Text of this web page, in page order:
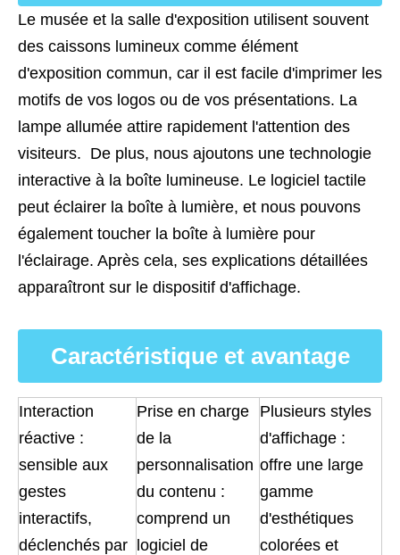
Le musée et la salle d'exposition utilisent souvent
des caissons lumineux comme élément
d'exposition commun, car il est facile d'imprimer les
motifs de vos logos ou de vos présentations. La
lampe allumée attire rapidement l'attention des
visiteurs. De plus, nous ajoutons une technologie
interactive à la boîte lumineuse. Le logiciel tactile
peut éclairer la boîte à lumière, et nous pouvons
également toucher la boîte à lumière pour
l'éclairage. Après cela, ses explications détaillées
apparaîtront sur le dispositif d'affichage.
Caractéristique et avantage
Interaction
réactive :
sensible aux
gestes
interactifs,
déclenchés par
Prise en charge
de la
personnalisation
du contenu :
comprend un
logiciel de
Plusieurs styles
d'affichage :
offre une large
gamme
d'esthétiques
colorées et